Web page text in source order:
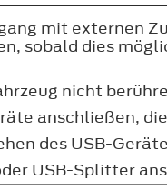
mit externen
sobald dies
nicht
anschließen,
des USB-
USB-Splitter